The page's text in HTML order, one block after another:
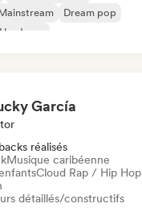
Dream pop
Hardcore
García
réalisés
Musique caribéenne
Cloud Rap / Hip Hop
détaillés/constructifs